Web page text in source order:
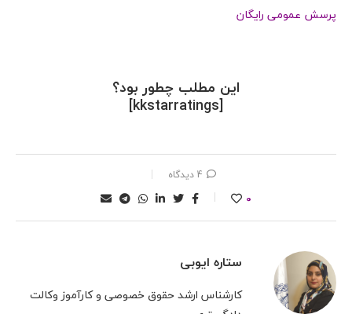
پرسش عمومی رایگان
این مطلب چطور بود؟
[kkstarratings]
4 دیدگاه
0
ستاره ایوبی
کارشناس ارشد حقوق خصوصی و کارآموز وکالت